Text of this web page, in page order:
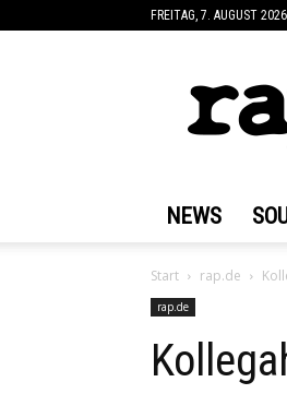
FREITAG, 7. AUGUST 2026
NEWS
Start rap.de
rap.de